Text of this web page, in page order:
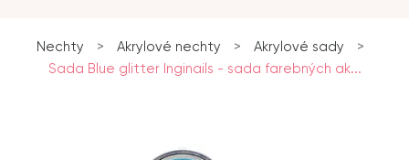
Nechty > Akrylové nechty > Akrylové sady
>
Sada Blue glitter Inginails - sada farebných ak...